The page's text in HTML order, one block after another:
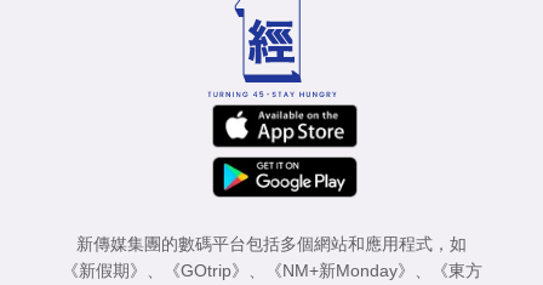
新傳媒集團的數碼平台包括多個網站和應用程式，如
《新假期》
《GOtrip》 《NM+新Monday》
《東方